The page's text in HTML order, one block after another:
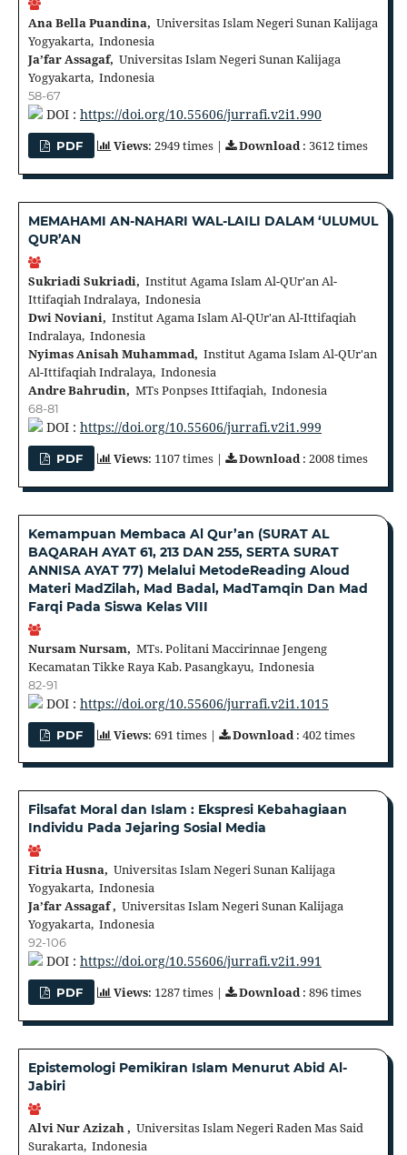
Ana Bella Puandina, Universitas Islam Negeri Sunan Kalijaga
Yogyakarta, Indonesia
Ja’far Assagaf, Universitas Islam Negeri Sunan Kalijaga
Yogyakarta, Indonesia
58-67
DOI : https://doi.org/10.55606/jurrafi.v2i1.990
PDF Views: 2949 times | Download: 3612 times
MEMAHAMI AN-NAHARI WAL-LAILI DALAM ‘ULUMUL
QUR’AN
Sukriadi Sukriadi, Institut Agama Islam Al-QUr'an Al-
Ittifaqiah Indralaya, Indonesia
Dwi Noviani, Institut Agama Islam Al-QUr'an Al-Ittifaqiah
Indralaya, Indonesia
Nyimas Anisah Muhammad, Institut Agama Islam Al-QUr'an
Al-Ittifaqiah Indralaya, Indonesia
Andre Bahrudin, MTs Ponpses Ittifaqiah, Indonesia
68-81
DOI : https://doi.org/10.55606/jurrafi.v2i1.999
PDF Views: 1107 times | Download: 2008 times
Kemampuan Membaca Al Qur’an (SURAT AL
BAQARAH AYAT 61, 213 DAN 255, SERTA SURAT
ANNISA AYAT 77) Melalui MetodeReading Aloud
Materi MadZilah, Mad Badal, MadTamqin Dan Mad
Farqi Pada Siswa Kelas VIII
Nursam Nursam, MTs. Politani Maccirinnae Jengeng
Kecamatan Tikke Raya Kab. Pasangkayu, Indonesia
82-91
DOI : https://doi.org/10.55606/jurrafi.v2i1.1015
PDF Views: 691 times | Download: 402 times
Filsafat Moral dan Islam : Ekspresi Kebahagiaan
Individu Pada Jejaring Sosial Media
Fitria Husna, Universitas Islam Negeri Sunan Kalijaga
Yogyakarta, Indonesia
Ja’far Assagaf , Universitas Islam Negeri Sunan Kalijaga
Yogyakarta, Indonesia
92-106
DOI : https://doi.org/10.55606/jurrafi.v2i1.991
PDF Views: 1287 times | Download: 896 times
Epistemologi Pemikiran Islam Menurut Abid Al-
Jabiri
Alvi Nur Azizah , Universitas Islam Negeri Raden Mas Said
Surakarta, Indonesia